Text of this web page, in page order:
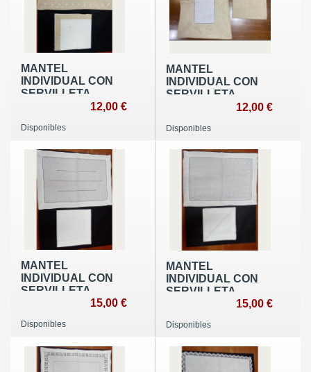
MANTEL
INDIVIDUAL CON
SERVILLETA
12,00 €
Disponibles
MANTEL
INDIVIDUAL CON
SERVILLETA
12,00 €
Disponibles
MANTEL
INDIVIDUAL CON
SERVILLETA
15,00 €
Disponibles
MANTEL
INDIVIDUAL CON
SERVILLETA
15,00 €
Disponibles